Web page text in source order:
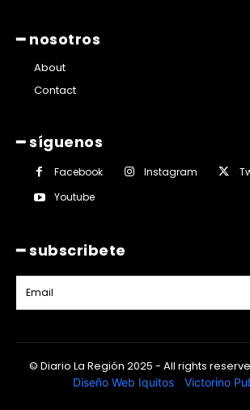
━ nosotros
About
Contact
━ síguenos
Facebook Instagram
Youtube
━ subscribete
© Diario La Región 2025 - All rights
Diseño Web Iquitos Victorino